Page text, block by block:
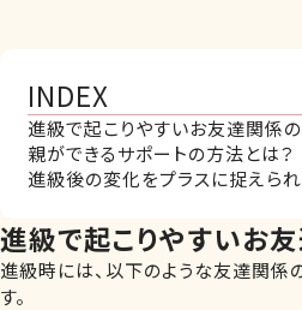
INDEX
進級で起こりやすいお友達関係
親ができるサポートの方法とは？
進級後の変化をプラスに捉えら
進級で起こりやすいお
進級時には、以下のような友達関係
す。